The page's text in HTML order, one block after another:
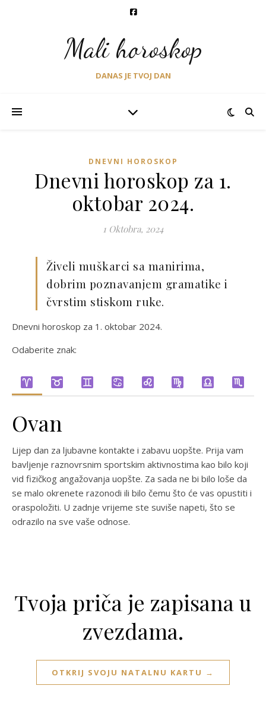
Mali horoskop
DANAS JE TVOJ DAN
DNEVNI HOROSKOP
Dnevni horoskop za 1.
oktobar 2024.
1 Oktobra, 2024
Živeli muškarci sa manirima,
dobrim poznavanjem gramatike i
čvrstim stiskom ruke.
Dnevni horoskop za 1. oktobar 2024.
Odaberite znak:
Ovan
Lijep dan za ljubavne kontakte i zabavu uopšte. Prija vam
bavljenje raznovrsnim sportskim aktivnostima kao bilo koji
vid fizičkog angažovanja uopšte. Za sada ne bi bilo loše da
se malo okrenete razonodi ili bilo čemu što će vas opustiti i
oraspoložiti. U zadnje vrijeme ste suviše napeti, što se
odrazilo na sve vaše odnose.
Tvoja priča je zapisana u
zvezdama.
OTKRIJ SVOJU NATALNU KARTU →